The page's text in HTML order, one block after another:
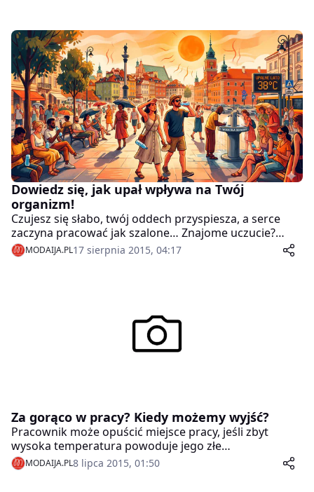
Dowiedz się, jak upał wpływa na Twój
organizm!
Czujesz się słabo, twój oddech przyspiesza, a serce
zaczyna pracować jak szalone… Znajome uczucie?
Właśnie teraz, w okresie letnim, kiedy w ciągu dnia
słupek rtęci nie spada poniżej 25 stopni Celsjusza w
MODAIJA.PL17 sierpnia 2015, 04:17
Za gorąco w pracy? Kiedy możemy wyjść?
Pracownik może opuścić miejsce pracy, jeśli zbyt
wysoka temperatura powoduje jego złe
samopoczucie. Nie może być za to ukarany
zmniejszeniem pensji.
MODAIJA.PL8 lipca 2015, 01:50